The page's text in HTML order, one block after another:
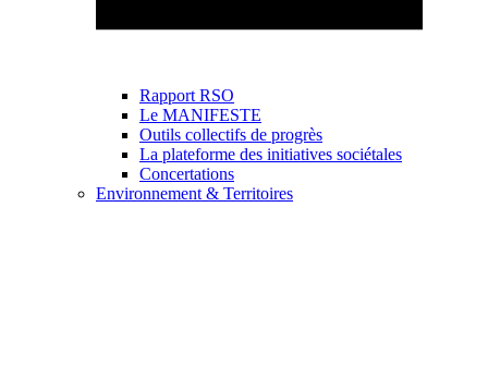
Rapport RSO
Le MANIFESTE
Outils collectifs de progrès
La plateforme des initiatives sociétales
Concertations
Environnement & Territoires